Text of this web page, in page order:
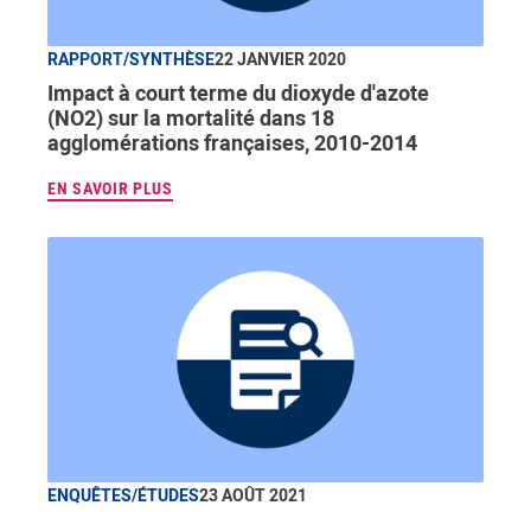
RAPPORT/SYNTHÈSE22 JANVIER 2020
Impact à court terme du dioxyde d'azote
(NO2) sur la mortalité dans 18
agglomérations françaises, 2010-2014
EN SAVOIR PLUS
ENQUÊTES/ÉTUDES23 AOÛT 2021